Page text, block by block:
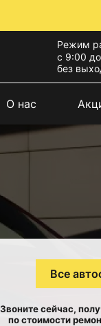
Режим
с 9:00
без
О нас
Все
Звоните сейчас,
по стоимости